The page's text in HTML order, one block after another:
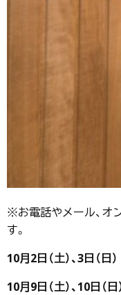
※お電話やメール、オ
す。
10月2日（土）、3日（日）
10月9日（土）、10日（日